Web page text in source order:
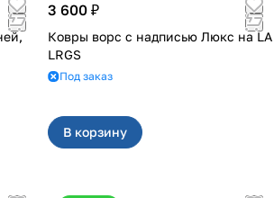
3 600 ₽
Ковры ворс с надписью Люкс на LA
LRGS
Под заказ
В корзину